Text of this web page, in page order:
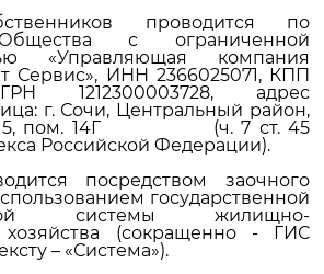
проводится по
с ограниченной
«Управляющая компания
Сервис», ИНН 2366025071, КПП
1212300003728, адрес
г. Сочи, Центральный район,
д. 5, пом. 14Г (ч. 7 ст. 45
Российской Федерации).
посредством заочного
государственной
системы жилищно-
хозяйства (сокращенно - ГИС
– «Система»).